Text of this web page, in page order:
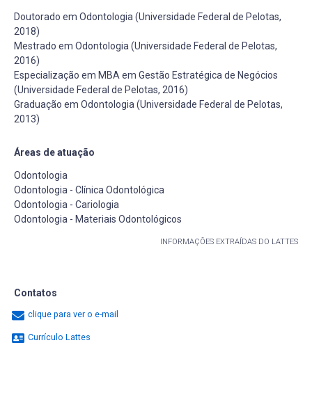
Doutorado em Odontologia (Universidade Federal de Pelotas,
2018)
Mestrado em Odontologia (Universidade Federal de Pelotas,
2016)
Especialização em MBA em Gestão Estratégica de Negócios
(Universidade Federal de Pelotas, 2016)
Graduação em Odontologia (Universidade Federal de Pelotas,
2013)
Áreas de atuação
Odontologia
Odontologia - Clínica Odontológica
Odontologia - Cariologia
Odontologia - Materiais Odontológicos
INFORMAÇÕES EXTRAÍDAS DO LATTES
Contatos
clique para ver o e-mail
Currículo Lattes